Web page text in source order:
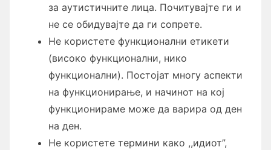
за аутистичните лица. Почитувајте ги и
не се обидувајте да ги сопрете.
Не користете функционални етикети
(високо функционални, нико
функционални). Постојат многу аспекти
на функционирање, и начинот на кој
функционираме може да варира од ден
на ден.
Не користете термини како ,,идиот”,